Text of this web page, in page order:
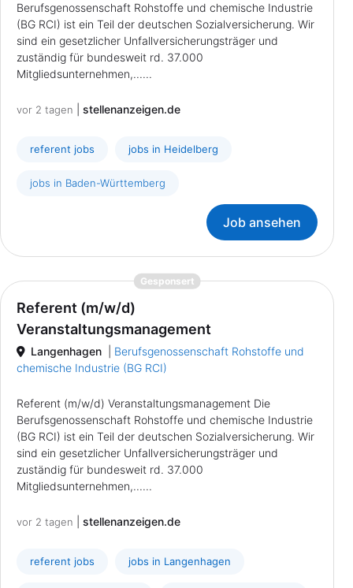
Berufsgenossenschaft Rohstoffe und chemische Industrie
(BG RCI) ist ein Teil der deutschen Sozialversicherung. Wir
sind ein gesetzlicher Unfallversicherungsträger und
zuständig für bundesweit rd. 37.000
Mitgliedsunternehmen,......
vor 2 tagen stellenanzeigen.de
referent jobs jobs in Heidelberg
jobs in Baden-Württemberg
Job ansehen
Gesponsert{prompt.job}
Referent (m/w/d)
Veranstaltungsmanagement
Langenhagen
Berufsgenossenschaft Rohstoffe und
chemische Industrie (BG RCI)
Referent (m/w/d) Veranstaltungsmanagement Die
Berufsgenossenschaft Rohstoffe und chemische Industrie
(BG RCI) ist ein Teil der deutschen Sozialversicherung. Wir
sind ein gesetzlicher Unfallversicherungsträger und
zuständig für bundesweit rd. 37.000
Mitgliedsunternehmen,......
vor 2 tagen stellenanzeigen.de
referent jobs jobs in Langenhagen